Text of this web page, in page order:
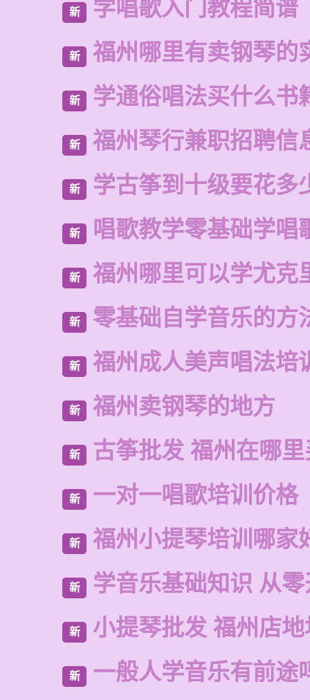
新 学唱歌入门教程简谱
新 福州哪里有卖钢琴的
新 学通俗唱法买什么书
新 福州琴行兼职招聘信
新 学古筝到十级要花多
新 唱歌教学零基础学唱
新 福州哪里可以学尤克
新 零基础自学音乐的方
新 福州成人美声唱法培
新 福州卖钢琴的地方
新 古筝批发 福州在哪
新 一对一唱歌培训价格
新 福州小提琴培训哪家
新 学音乐基础知识 从
新 小提琴批发 福州店
新 一般人学音乐有前途